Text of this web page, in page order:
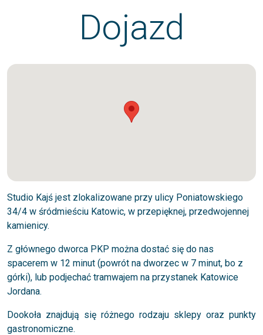
Dojazd
Studio Kajś jest zlokalizowane przy ulicy Poniatowskiego
34/4 w śródmieściu Katowic, w przepięknej, przedwojennej
kamienicy.
Z głównego dworca PKP można dostać się do nas
spacerem w 12 minut (powrót na dworzec w 7 minut, bo z
górki), lub podjechać tramwajem na przystanek Katowice
Jordana.
Dookoła znajdują się różnego rodzaju sklepy oraz punkty
gastronomiczne.